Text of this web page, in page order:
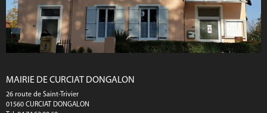
MAIRIE DE CURCIAT DONGALON
26 route de Saint-Trivier
01560 CURCIAT DONGALON